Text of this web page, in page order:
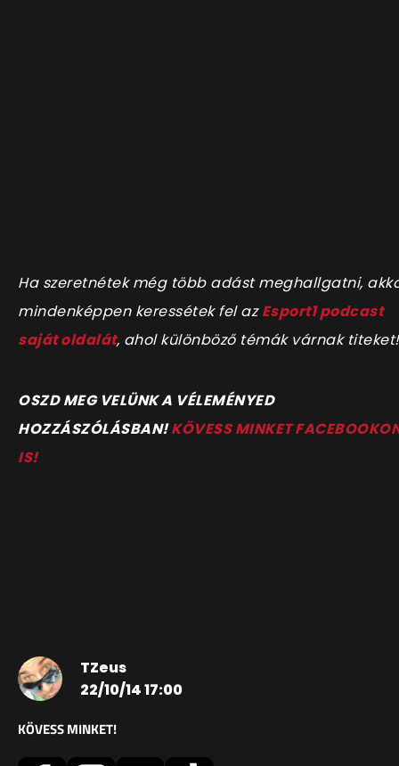
Ha szeretnétek még több adást meghallgatni,
mindenképpen keressétek fel az Esport1 podcast
saját oldalát, ahol különböző témák várnak titeket!
OSZD MEG VELÜNK A VÉLEMÉNYED
HOZZÁSZÓLÁSBAN!KÖVESS MINKET
IS!
TZeus
22/10/14 17:00
KÖVESS MINKET!